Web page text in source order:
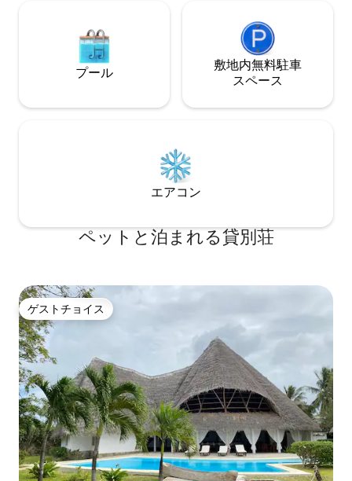
プール
敷地内無料駐⁠車
ス⁠ペ⁠ー⁠ス
エアコン
ペットと泊まれる貸別荘
ゲストチョイス
ゲストチョイス